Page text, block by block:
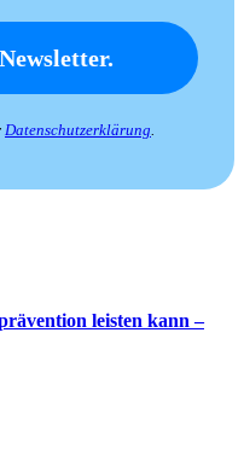
Datenschutzerklärung.
leisten kann –